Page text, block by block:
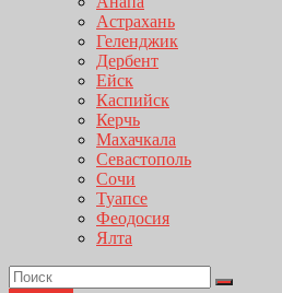
Астрахань
Геленджик
Дербент
Ейск
Каспийск
Керчь
Махачкала
Севастополь
Сочи
Туапсе
Феодосия
Ялта